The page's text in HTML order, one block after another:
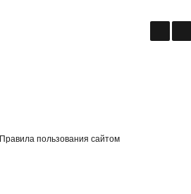
Правила пользования сайтом